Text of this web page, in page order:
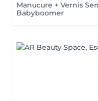
Manucure + Vernis
Babyboomer